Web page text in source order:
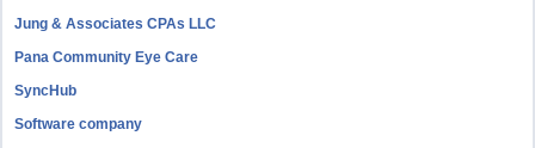
Jung & Associates CPAs LLC
Pana Community Eye Care
SyncHub
Software company